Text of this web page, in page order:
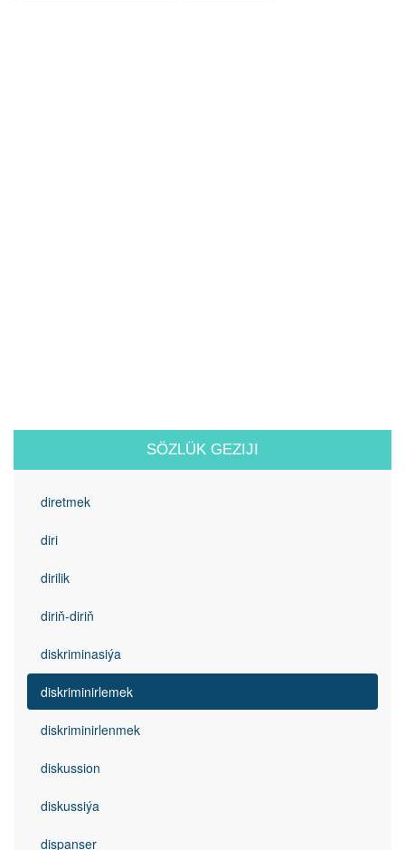
SÖZLÜK GEZIJI
diretmek
diri
dirilik
diriň-diriň
diskriminasiýa
diskriminirlemek
diskriminirlenmek
diskussion
diskussiýa
dispanser